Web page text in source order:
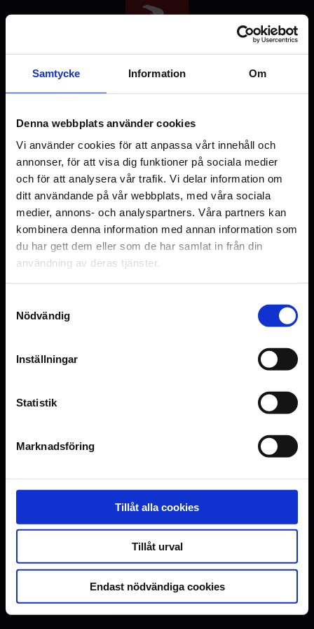
Samtycke Information Om
Denna webbplats använder cookies
Vi använder cookies för att anpassa vårt innehåll och
annonser, för att visa dig funktioner på sociala medier
och för att analysera vår trafik. Vi delar information om
ditt användande på vår webbplats, med våra sociala
medier, annons- och analyspartners. Våra partners kan
kombinera denna information med annan information som
du har gett dem eller som de har samlat in från din
användning av deras tjänster.
Nödvändig
Inställningar
Statistik
Marknadsföring
Tillåt alla cookies
Tillåt urval
Endast nödvändiga cookies
Välj stad
Malmö Uppsala